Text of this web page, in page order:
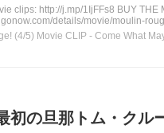
clips: http://j.mp/1IjFFs8 BUY THE
details/movie/moulin-
(4/5) Movie CLIP - Come What
初の旦那トム・クル